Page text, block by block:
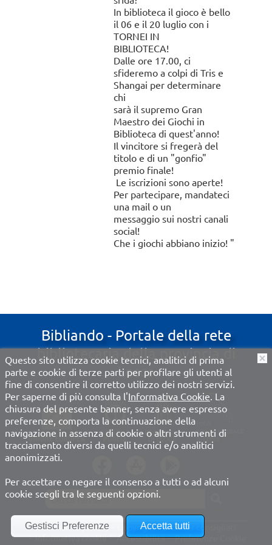
18:00 -
19:00
continua
In biblioteca il gioco è bello
il 06 e il 20 luglio con i
TORNEI IN
BIBLIOTECA!
Dalle ore 17.00, ci
sfideremo a colpi di Tris e
Shangai per determinare
chi
sarà il supremo Gran
Maestro dei Giochi in
Biblioteca di quest'anno!
Il vincitore si fregerà del
titolo e di un "gonfio"
premio finale!
Le iscrizioni sono aperte!
Per partecipare, mandateci
una mail o un
messaggio sui nostri canali
social!
Che i giochi abbiano inizio! "
Bibliando - Portale della rete
bibliotecaria della provincia di
Lecce
???site-search.label???
Informativa privacy Copyright
Browser consigliati
Informativa cookie
Accessibilità
Preferenze Cookie
Questo sito utilizza cookie tecnici, analitici di prima
parte e cookie di terze parti per profilare gli utenti al
fine di consentire il corretto utilizzo dei nostri servizi.
Per saperne di più consulta l'Informativa Cookie. La
chiusura del presente banner, senza avere espresso
preferenze, comporta la continuazione della
navigazione in assenza di cookie o altri strumenti di
tracciamento diversi da quelli tecnici e/o analitici
anonimizzati.
Per accettare o negare il consenso a tutti o ad alcuni
cookie scegli tra le seguenti opzioni.